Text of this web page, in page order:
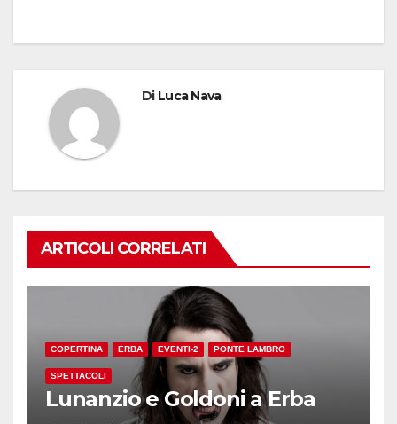
Di Luca Nava
ARTICOLI CORRELATI
COPERTINA ERBA EVENTI-2 PONTE LAMBRO
SPETTACOLI
Lunanzio e Goldoni a Erba